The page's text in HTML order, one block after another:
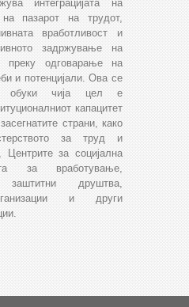
интеграцијата на
пазарот на трудот,
вработливост и
задржување на
преку одговарање на
и потенцијали. Ова се
обуки чија цел е
капацитет
страни, како
за труд и
Центрите за социјална
за вработување,
друштва,
и други